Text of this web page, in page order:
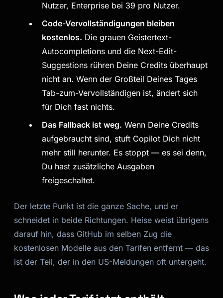
Nutzer, Enterprise bei 39 pro Nutzer.
Code-Vervollständigungen bleiben
kostenlos. Die grauen Geistertext-
Autocompletions und die Next-Edit-
Suggestions rühren Deine Credits überhaupt
nicht an. Wenn der Großteil Deines Tages
Tab-zum-Vervollständigen ist, ändert sich
für Dich fast nichts.
Das Fallback ist weg. Wenn Deine Credits
aufgebraucht sind, stuft Copilot Dich nicht
mehr still herunter. Es stoppt — es sei denn,
Du hast zusätzliche Ausgaben
freigeschaltet.
Der letzte Punkt ist die ganze Sache, und er
schneidet in beide Richtungen. Heise weist übrigens
darauf hin, dass GitHub im selben Zug die
kostenlosen Modelle aus den Tarifen entfernt — das
ist der Teil, der in den US-Meldungen oft untergeht.